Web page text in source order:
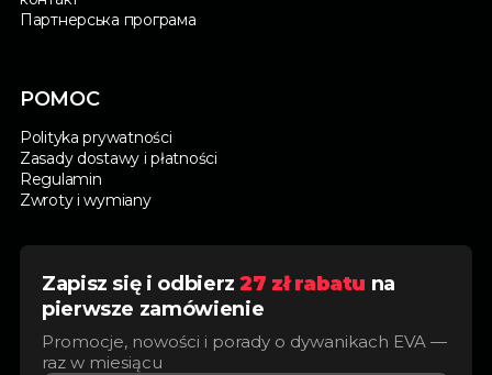
Партнерська програма
POMOC
Polityka prywatności
Zasady dostawy i płatności
Regulamin
Zwroty i wymiany
Zapisz się i odbierz27 zł rabatu na
pierwsze zamówienie
Promocje, nowości i porady o dywanikach EVA —
raz w miesiącu